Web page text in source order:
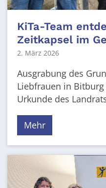
KiTa-Team
Zeitkapsel im
2. März 2026
Ausgrabung des
Liebfrauen in
Urkunde des
Mehr